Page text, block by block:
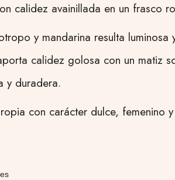
calidez avainillada en un frasco
y mandarina resulta
calidez golosa con un matiz
y duradera.
con carácter dulce, femenino